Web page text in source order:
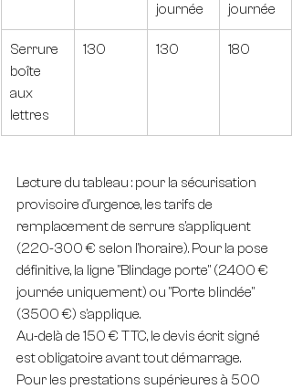
journée journée
Serrure
boîte
aux
lettres
130 130 180
Lecture du tableau : pour la sécurisation
provisoire d'urgence, les tarifs de
remplacement de serrure s'appliquent
(220-300 € selon l'horaire). Pour la pose
définitive, la ligne "Blindage porte" (2400 €
journée uniquement) ou "Porte blindée"
(3500 €) s'applique.
Au-delà de 150 € TTC, le devis écrit signé
est obligatoire avant tout démarrage.
Pour les prestations supérieures à 500